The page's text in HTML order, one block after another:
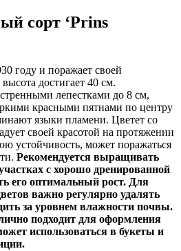
сорт ‘Prins
году и поражает своей
достигает 40 см.
лепестками до 8 см,
красными пятнами по центру
языки пламени. Цветет со
своей красотой на протяжении
устойчивость, может поражаться
Рекомендуется выращивать
с хорошо дренированной
его оптимальный рост. Для
важно регулярно удалять
за уровнем влажности почвы.
подходит для оформления
использоваться в букеты и